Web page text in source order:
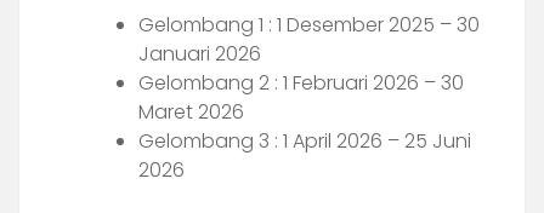
Gelombang 1 : 1 Desember 2025 – 30
Januari 2026
Gelombang 2 : 1 Februari 2026 – 30
Maret 2026
Gelombang 3 : 1 April 2026 – 25 Juni
2026